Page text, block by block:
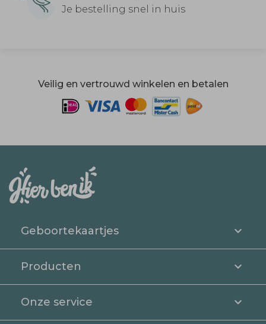
Je bestelling snel in huis
Veilig en vertrouwd winkelen en betalen
Geboortekaartjes
Producten
Onze service